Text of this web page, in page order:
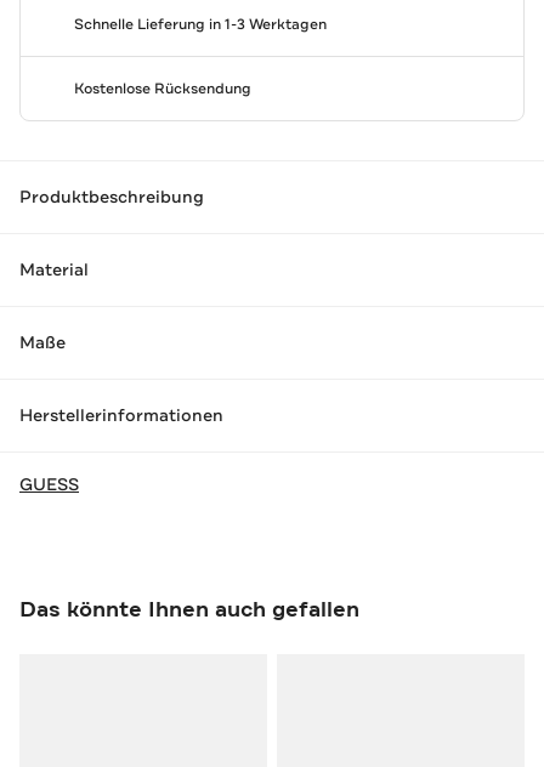
Schnelle Lieferung in 1-3 Werktagen
Kostenlose Rücksendung
Produktbeschreibung
Material
Maße
Herstellerinformationen
GUESS
Das könnte Ihnen auch gefallen